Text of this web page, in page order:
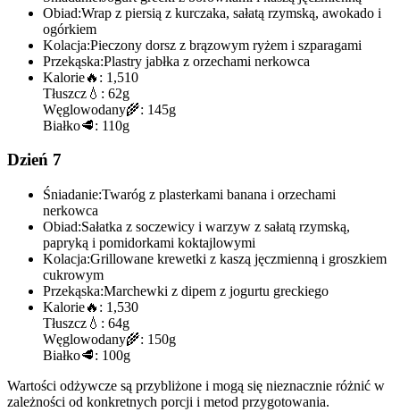
Obiad:Wrap z piersią z kurczaka, sałatą rzymską, awokado i
ogórkiem
Kolacja:Pieczony dorsz z brązowym ryżem i szparagami
Przekąska:Plastry jabłka z orzechami nerkowca
Kalorie🔥: 1,510
Tłuszcz 💧: 62g
Węglowodany🌾: 145g
Białko🥩: 110g
Dzień 7
Śniadanie:Twaróg z plasterkami banana i orzechami
nerkowca
Obiad:Sałatka z soczewicy i warzyw z sałatą rzymską,
papryką i pomidorkami koktajlowymi
Kolacja:Grillowane krewetki z kaszą jęczmienną i groszkiem
cukrowym
Przekąska:Marchewki z dipem z jogurtu greckiego
Kalorie🔥: 1,530
Tłuszcz 💧: 64g
Węglowodany🌾: 150g
Białko🥩: 100g
Wartości odżywcze są przybliżone i mogą się nieznacznie różnić w
zależności od konkretnych porcji i metod przygotowania.